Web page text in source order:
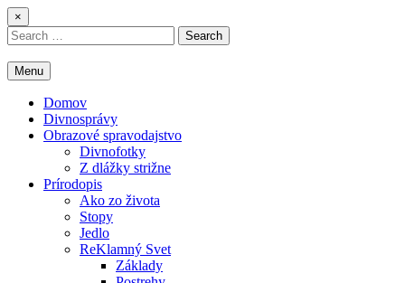
Skip
to
content
×
Search
for:
Menu
Domov
Divnosprávy
Obrazové spravodajstvo
Divnofotky
Z dlážky strižne
Prírodopis
Ako zo života
Stopy
Jedlo
ReKlamný Svet
Základy